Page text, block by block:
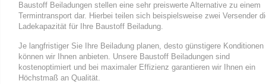
Baustoff Beiladungen stellen eine sehr preiswerte Alternative zu einem
Termintransport dar. Hierbei teilen sich beispielsweise zwei Versender
Ladekapazität für Ihre Baustoff Beiladung.
Je langfristiger Sie Ihre Beiladung planen, desto günstigere Konditionen
können wir Ihnen anbieten. Unsere Baustoff Beiladungen sind
kostenoptimiert und bei maximaler Effizienz garantieren wir Ihnen ein
Höchstmaß an Qualität.